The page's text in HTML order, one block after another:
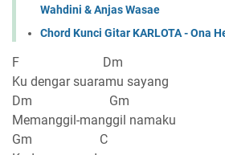
Wahdini & Anjas Wasae
Chord Kunci Gitar KARLOTA - Ona
F Dm
Ku dengar suaramu sayang
Dm Gm
Memanggil-manggil namaku
Gm C